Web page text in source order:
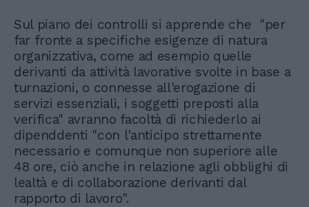
Sul piano dei controlli si apprende che "per
far fronte a specifiche esigenze di natura
organizzativa, come ad esempio quelle
derivanti da attività lavorative svolte in base a
turnazioni, o connesse all'erogazione di
servizi essenziali, i soggetti preposti alla
verifica" avranno facoltà di richiederlo ai
dipenddenti "con l'anticipo strettamente
necessario e comunque non superiore alle
48 ore, ciò anche in relazione agli obblighi di
lealtà e di collaborazione derivanti dal
rapporto di lavoro".